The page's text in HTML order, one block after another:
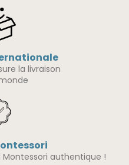
la livraison
authentique !